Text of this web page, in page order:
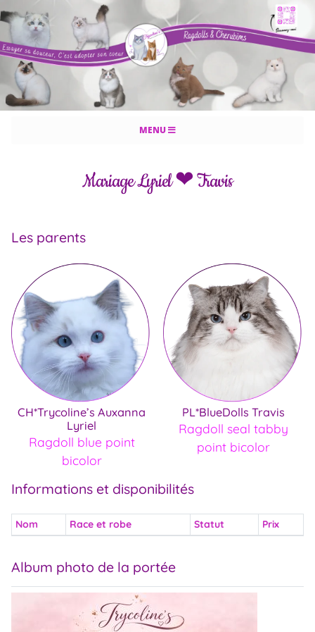
MENU
Mariage Lyriel ❤ Travis
Les parents
CH*Trycoline’s Auxanna
Lyriel
Ragdoll blue point
bicolor
PL*BlueDolls Travis
Ragdoll seal tabby
point bicolor
Informations et disponibilités
Nom Race et robe Statut Prix
Album photo de la portée